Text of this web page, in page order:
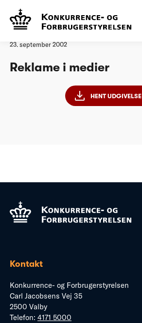
Forside
23. september 2002
Reklame i medier
HENT UDGIVELSE
Kontakt
Konkurrence- og Forbrugerstyrelsen
Carl Jacobsens Vej 35
2500 Valby
Telefon: 4171 5000